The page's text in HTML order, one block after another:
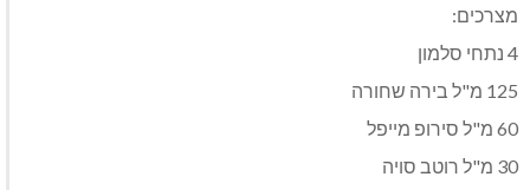
מצרכים:
4 נתחי סלמון
125 מ"ל בירה שחורה
60 מ"ל סירופ מייפל
30 מ"ל רוטב סויה